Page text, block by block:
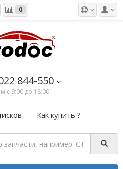
0
844-550
с 9:00 до 18:00
Как купить ?